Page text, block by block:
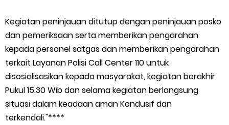
Kegiatan peninjauan ditutup dengan peninjauan posko
dan pemeriksaan serta memberikan pengarahan
kepada personel satgas dan memberikan pengarahan
terkait Layanan Polisi Call Center 110 untuk
disosialisasikan kepada masyarakat, kegiatan berakhir
Pukul 15.30 Wib dan selama kegiatan berlangsung
situasi dalam keadaan aman Kondusif dan
terkendali."****